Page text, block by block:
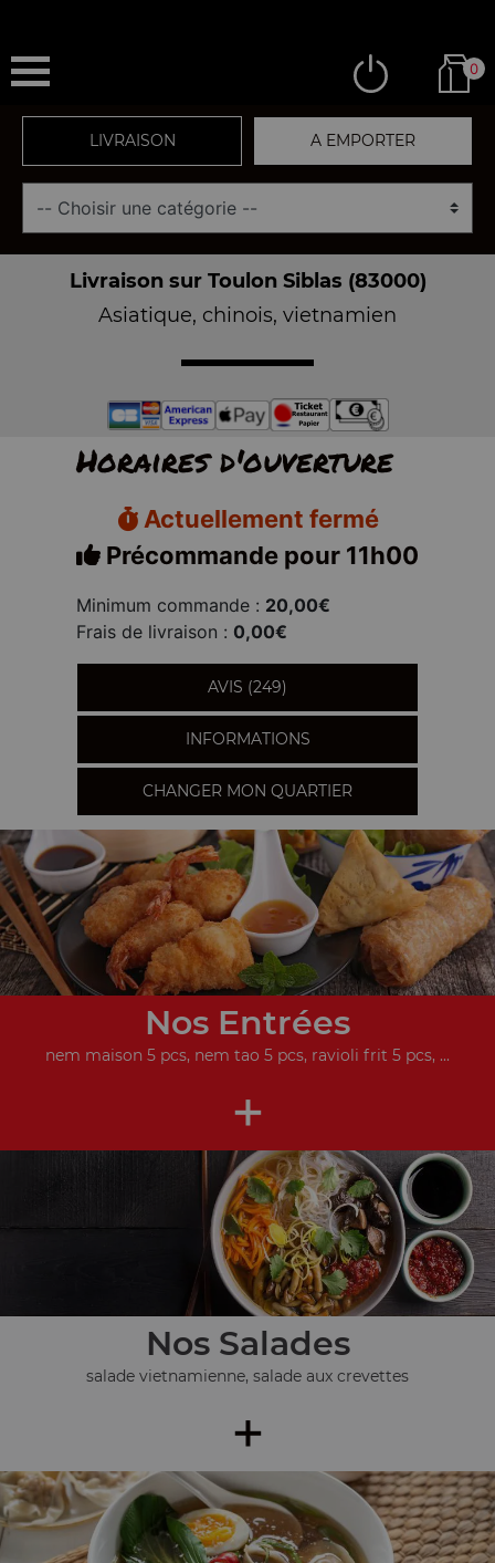
0
LIVRAISON A EMPORTER
Livraison sur Toulon Siblas (83000)
Asiatique, chinois, vietnamien
Horaires d'ouverture
Actuellement fermé
Précommande pour 11h00
Minimum commande : 20,00€
Frais de livraison : 0,00€
AVIS (249)
INFORMATIONS
CHANGER MON QUARTIER
Nos Entrées
nem maison 5 pcs, nem tao 5 pcs, ravioli frit 5 pcs, ...
+
Nos Salades
salade vietnamienne, salade aux crevettes
+